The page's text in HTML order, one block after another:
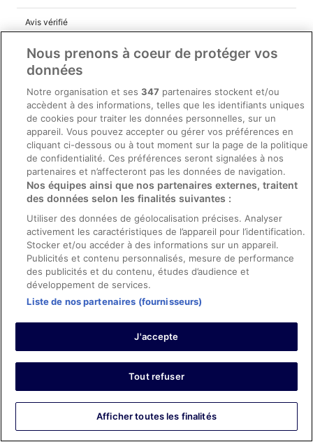
Avis vérifié
Arely
4 mai 2026
Les points forts : Propreté, personnel et service, équipements
et infrastructures et conditions de l’hébergement
Traduire avec Google
My partner and I travelled for three nights and stayed at
the Amadeus hotel. We were afraid as it is pretty close to
the train terminal and I had heard it was not a great
location. but what a plus. Location was great. Wrong it
was perfect! The staff was friendly and informative. The
breakfast was exactly what we needed for a whole day
out of touring. Many choices. Room was not too small for
the standard room we chose and decor was as
expected. Rooms looked better in person than in
pictures. Bathroom was ok with plenty of hot water. They
even provided a breakfast to the go because we
checked out at 6:30 am. Wil recommend roe a short
stay.
Afficher plus
Séjour de 3 nuits en avril 2026
Avis vérifié
8/10 Bien
Les points forts : Propreté et personnel et service
Traduire avec Google
Clean room, towel warmers worked well. Comfortable
bed and pillows.
Séjour de 1 nuit en novembre 2025
0
Nous prenons à coeur de protéger vos
données
Notre organisation et ses347 partenaires stockent et/ou
accèdent à des informations, telles que les identifiants uniques
de cookies pour traiter les données personnelles, sur un
appareil. Vous pouvez accepter ou gérer vos préférences en
cliquant ci-dessous ou à tout moment sur la page de la politique
de confidentialité. Ces préférences seront signalées à nos
partenaires et n’affecteront pas les données de navigation.
Nos équipes ainsi que nos partenaires externes, traitent
des données selon les finalités suivantes :
Utiliser des données de géolocalisation précises. Analyser
activement les caractéristiques de l’appareil pour l’identification.
Stocker et/ou accéder à des informations sur un appareil.
Publicités et contenu personnalisés, mesure de performance
des publicités et du contenu, études d’audience et
développement de services.
Liste de nos partenaires (fournisseurs)
J'accepte
Tout refuser
Afficher toutes les finalités